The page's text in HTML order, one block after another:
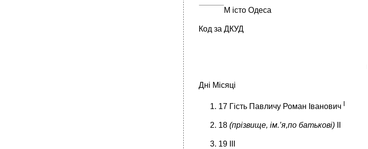
М істо Одеса
Код за ДКУД
Дні Місяці
17 Гість Павличу Роман Іванович
18 (прізвище, ім.’я,по батькові)
19 III